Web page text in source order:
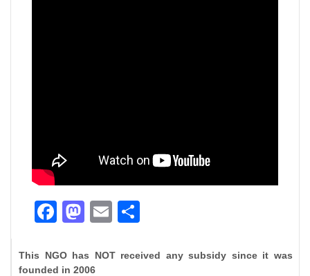
Facebook
Mastodon
Email
This NGO has NOT received any subsidy since it was
founded in 2006